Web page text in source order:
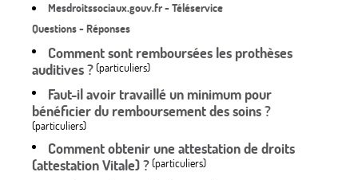
Mesdroitssociaux.gouv.fr - Téléservice
Questions - Réponses
Comment sont remboursées les prothèses
auditives ?(particuliers)
Faut-il avoir travaillé un minimum pour
bénéficier du remboursement des soins ?
(particuliers)
Comment obtenir une attestation de droits
(attestation Vitale) ?(particuliers)